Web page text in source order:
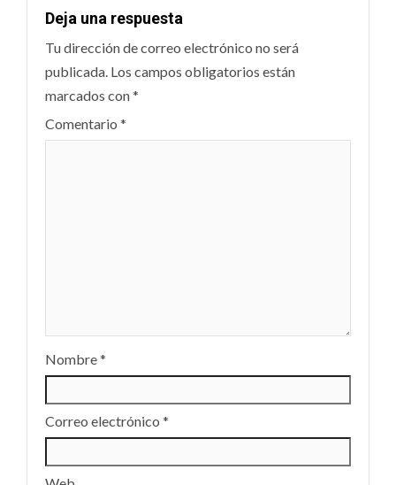
Deja una respuesta
Tu dirección de correo electrónico no será
publicada. Los campos obligatorios están
marcados con*
Comentario *
Nombre*
Correo electrónico *